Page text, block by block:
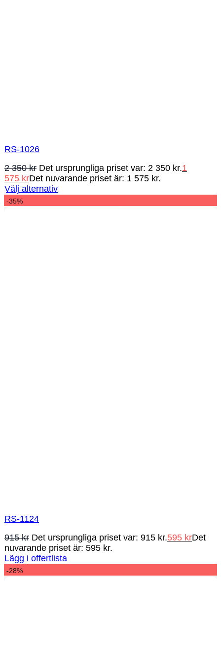
RS-1026
2 350kr Det ursprungliga priset var: 2 350 kr.1
575 krDet nuvarande priset är: 1 575 kr.
Välj alternativ
-35%
RS-1124
915kr Det ursprungliga priset var: 915 kr.595 krDet
nuvarande priset är: 595 kr.
Lägg i offertlista
-28%